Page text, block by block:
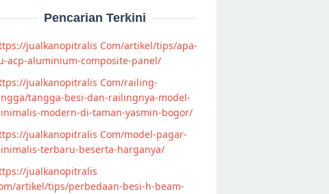
Pencarian Terkini
jualkanopitralis Com/artikel/tips/apa-
acp-aluminium-composite-panel/
jualkanopitralis Com/railing-
tangga-besi-dan-railingnya-model-
modern-di-taman-yasmin-bogor/
jualkanopitralis Com/model-pagar-
terbaru-beserta-harganya/
jualkanopitralis
artikel/tips/perbedaan-besi-h-beam-